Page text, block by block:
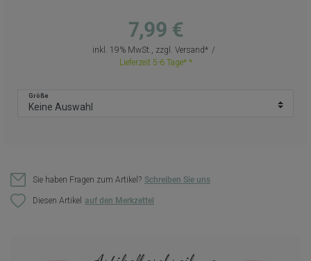
7,99 €
inkl. 19% MwSt., zzgl. Versand
Lieferzeit 5-6 Tage*
Größe
Sie haben Fragen zum Artikel? Schreiben Sie uns
Diesen Artikel